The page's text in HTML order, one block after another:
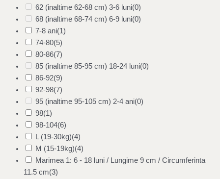
62 (inaltime 62-68 cm) 3-6 luni(0)
68 (inaltime 68-74 cm) 6-9 luni(0)
7-8 ani(1)
74-80(5)
80-86(7)
85 (inaltime 85-95 cm) 18-24 luni(0)
86-92(9)
92-98(7)
95 (inaltime 95-105 cm) 2-4 ani(0)
98(1)
98-104(6)
L (19-30kg)(4)
M (15-19kg)(4)
Marimea 1: 6 - 18 luni / Lungime 9 cm / Circumferinta
11.5 cm(3)